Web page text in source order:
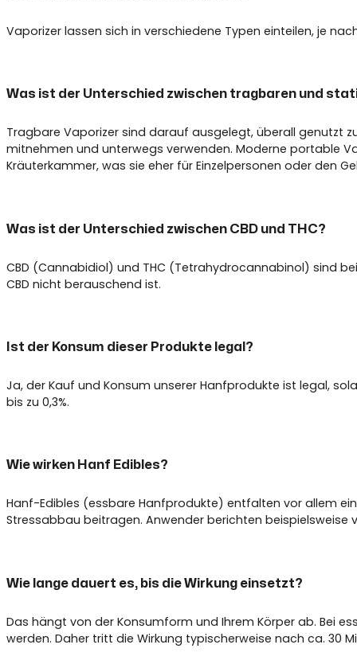
Vaporizer lassen sich in verschiedene Typen einteilen, je
Was ist der Unterschied zwischen tragbaren und
Tragbare Vaporizer sind darauf ausgelegt, überall genutzt
mitnehmen und unterwegs verwenden. Moderne portable
Kräuterkammer, was sie eher für Einzelpersonen oder den
Was ist der Unterschied zwischen CBD und THC?
CBD (Cannabidiol) und THC (Tetrahydrocannabinol) sind
CBD nicht berauschend ist.
Ist der Konsum dieser Produkte legal?
Ja, der Kauf und Konsum unserer Hanfprodukte ist legal,
bis zu 0,3%.
Wie wirken Hanf Edibles?
Hanf-Edibles (essbare Hanfprodukte) entfalten vor allem
Stressabbau beitragen. Anwender berichten
Wie lange dauert es, bis die Wirkung einsetzt?
Das hängt von der Konsumform und Ihrem Körper ab. Bei
werden. Daher tritt die Wirkung typischerweise nach ca. 30